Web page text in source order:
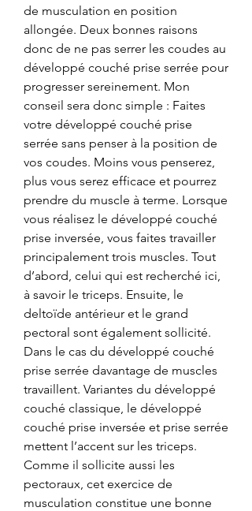
de musculation en position
allongée. Deux bonnes raisons
donc de ne pas serrer les coudes au
développé couché prise serrée pour
progresser sereinement. Mon
conseil sera donc simple : Faites
votre développé couché prise
serrée sans penser à la position de
vos coudes. Moins vous penserez,
plus vous serez efficace et pourrez
prendre du muscle à terme. Lorsque
vous réalisez le développé couché
prise inversée, vous faites travailler
principalement trois muscles. Tout
d’abord, celui qui est recherché ici,
à savoir le triceps. Ensuite, le
deltoïde antérieur et le grand
pectoral sont également sollicité.
Dans le cas du développé couché
prise serrée davantage de muscles
travaillent. Variantes du développé
couché classique, le développé
couché prise inversée et prise serrée
mettent l’accent sur les triceps.
Comme il sollicite aussi les
pectoraux, cet exercice de
musculation constitue une bonne